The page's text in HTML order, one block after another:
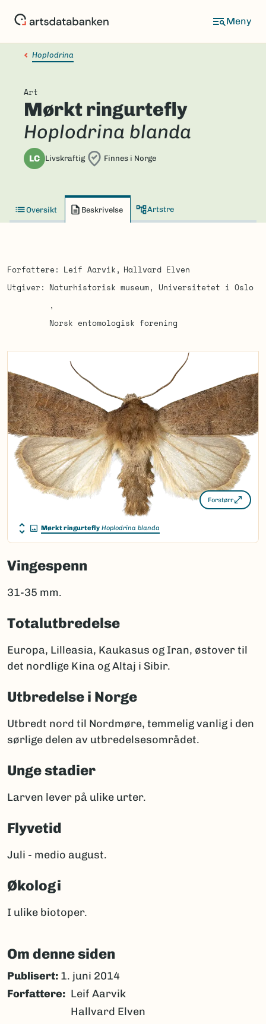
Hoplodrina
Art
Mørkt ringurtefly
Hoplodrina blanda
LC Livskraftig Finnes i Norge
Oversikt Beskrivelse Artstre
Forfattere Leif Aarvik
Hallvard Elven
Utgiver
Naturhistorisk museum, Universitetet i Oslo
Norsk entomologisk forening
Forstørr
Mørkt ringurtefly Hoplodrina blanda
Vingespenn
31-35 mm.
Totalutbredelse
Europa, Lilleasia, Kaukasus og Iran, østover til
det nordlige Kina og Altaj i Sibir.
Utbredelse i Norge
Utbredt nord til Nordmøre, temmelig vanlig i den
sørlige delen av utbredelsesområdet.
Unge stadier
Larven lever på ulike urter.
Flyvetid
Juli - medio august.
Økologi
I ulike biotoper.
Om denne siden
Publisert: 1. juni 2014
Forfattere
Leif Aarvik
Hallvard Elven